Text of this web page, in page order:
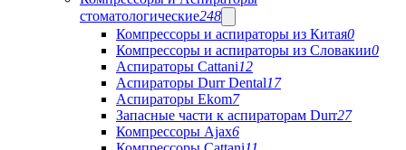
стоматологические248
Компрессоры и аспираторы из Китая0
Компрессоры и аспираторы из Словакии0
Аспираторы Cattani12
Аспираторы Durr Dental17
Аспираторы Ekom7
Запасные части к аспираторам Durr27
Компрессоры Ajax6